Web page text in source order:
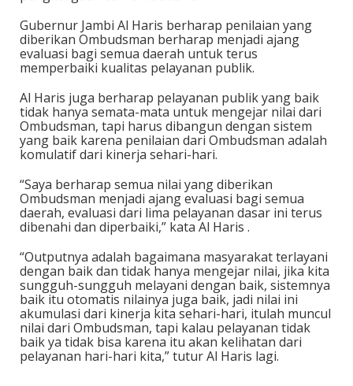
Gubernur Jambi Al Haris berharap penilaian yang
diberikan Ombudsman berharap menjadi ajang
evaluasi bagi semua daerah untuk terus
memperbaiki kualitas pelayanan publik.
Al Haris juga berharap pelayanan publik yang baik
tidak hanya semata-mata untuk mengejar nilai dari
Ombudsman, tapi harus dibangun dengan sistem
yang baik karena penilaian dari Ombudsman adalah
komulatif dari kinerja sehari-hari.
“Saya berharap semua nilai yang diberikan
Ombudsman menjadi ajang evaluasi bagi semua
daerah, evaluasi dari lima pelayanan dasar ini terus
dibenahi dan diperbaiki,” kata Al Haris .
“Outputnya adalah bagaimana masyarakat terlayani
dengan baik dan tidak hanya mengejar nilai, jika kita
sungguh-sungguh melayani dengan baik, sistemnya
baik itu otomatis nilainya juga baik, jadi nilai ini
akumulasi dari kinerja kita sehari-hari, itulah muncul
nilai dari Ombudsman, tapi kalau pelayanan tidak
baik ya tidak bisa karena itu akan kelihatan dari
pelayanan hari-hari kita,” tutur Al Haris lagi.